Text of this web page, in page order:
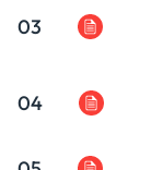
03
04